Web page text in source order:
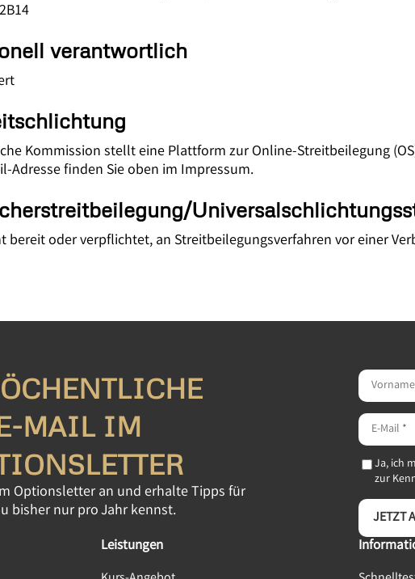
verantwortlich
Kommission stellt eine Plattform zur Online-Streitbeilegung
Adresse finden Sie oben im Impressum.
bereit oder verpflichtet, an Streitbeilegungsverfahren vor einer
MAIL IM
Optionsletter an und erhalte Tipps für
bisher nur pro Jahr kennst.
Ja, ich
zur
JETZT
Leistungen